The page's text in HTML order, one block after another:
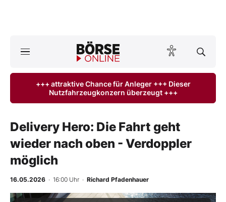
Anlageprodukte
Finanz-Check
Abo & Shop
BO-Musterdepots
Experten
+++ attraktive Chance für Anleger +++ Dieser
Nutzfahrzeugkonzern überzeugt +++
Delivery Hero: Die Fahrt geht
wieder nach oben - Verdoppler
möglich
16.05.2026 · 16:00 Uhr · Richard Pfadenhauer